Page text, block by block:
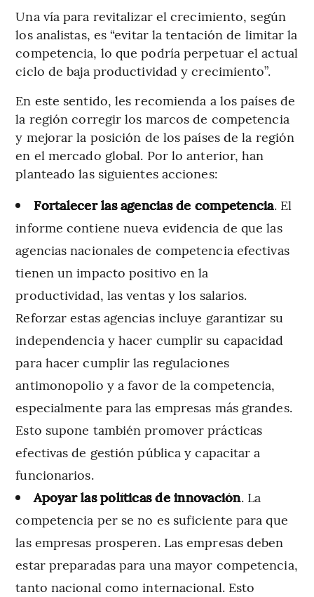
Una vía para revitalizar el crecimiento, según
los analistas, es “evitar la tentación de limitar la
competencia, lo que podría perpetuar el actual
ciclo de baja productividad y crecimiento”.
En este sentido, les recomienda a los países de
la región corregir los marcos de competencia
y mejorar la posición de los países de la región
en el mercado global. Por lo anterior, han
planteado las siguientes acciones:
Fortalecer las agencias de competencia. El
informe contiene nueva evidencia de que las
agencias nacionales de competencia efectivas
tienen un impacto positivo en la
productividad, las ventas y los salarios.
Reforzar estas agencias incluye garantizar su
independencia y hacer cumplir su capacidad
para hacer cumplir las regulaciones
antimonopolio y a favor de la competencia,
especialmente para las empresas más grandes.
Esto supone también promover prácticas
efectivas de gestión pública y capacitar a
funcionarios.
Apoyar las políticas de innovación. La
competencia per se no es suficiente para que
las empresas prosperen. Las empresas deben
estar preparadas para una mayor competencia,
tanto nacional como internacional. Esto